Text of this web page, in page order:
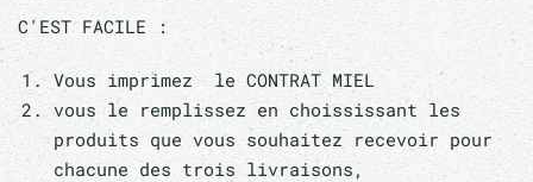
C'EST FACILE :
Vous imprimez le CONTRAT MIEL
vous le remplissez en choississant les
produits que vous souhaitez recevoir pour
chacune des trois livraisons,